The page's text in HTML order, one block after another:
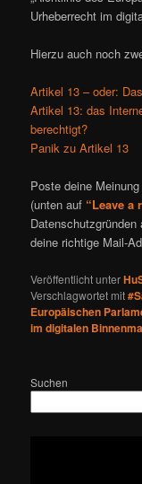
Urheberrecht im
Hierzu auch noch
Artikel 13 – oder:
Artikel 13: das
berechtigt?
Panik zu Artikel 13
Poste deine
(unten auf “Leave a
deine richtige Mail-
Veröffentlicht unter
Verschlagwortet mit
Europäischen
im digitalen
Suchen